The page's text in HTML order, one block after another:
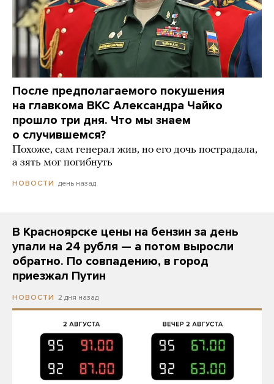
После предполагаемого покушения
на главкома ВКС Александра Чайко
прошло три дня. Что мы знаем
о случившемся?
Похоже, сам генерал жив, но его дочь пострадала,
а зять мог погибнуть
НОВОСТИ день назад
В Красноярске цены на бензин за день
упали на 24 рубля — а потом выросли
обратно. По совпадению, в город
приезжал Путин
НОВОСТИ 2 дня назад